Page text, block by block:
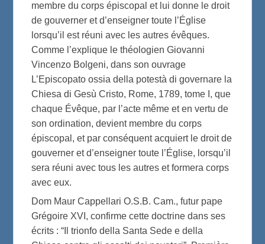
membre du corps épiscopal et lui donne le droit
de gouverner et d’enseigner toute l’Église
lorsqu’il est réuni avec les autres évêques.
Comme l’explique le théologien Giovanni
Vincenzo Bolgeni, dans son ouvrage
L’Episcopato ossia della potestà di governare la
Chiesa di Gesù Cristo, Rome, 1789, tome I, que
chaque Évêque, par l’acte même et en vertu de
son ordination, devient membre du corps
épiscopal, et par conséquent acquiert le droit de
gouverner et d’enseigner toute l’Église, lorsqu’il
sera réuni avec tous les autres et formera corps
avec eux.
Dom Maur Cappellari O.S.B. Cam., futur pape
Grégoire XVI, confirme cette doctrine dans ses
écrits : “Il trionfo della Santa Sede e della